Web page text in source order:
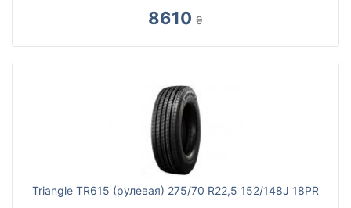
8610 ₴
Triangle TR615 (рулевая) 275/70 R22,5 152/148J 18PR